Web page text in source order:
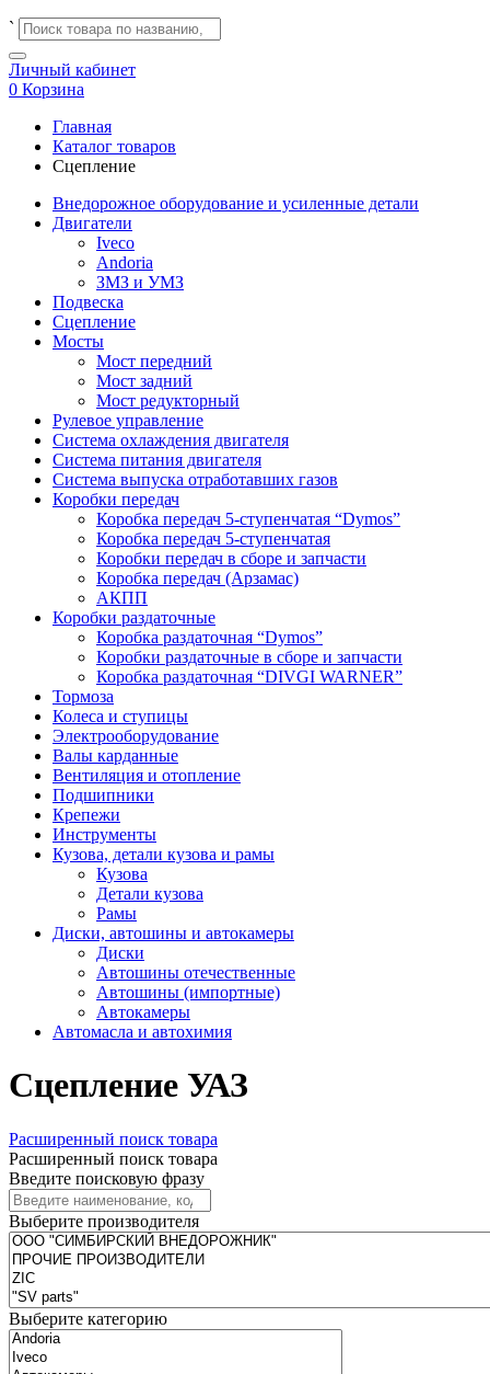
`
Личный кабинет
0 Корзина
Главная
Каталог товаров
Сцепление
Внедорожное оборудование и усиленные детали
Двигатели
Iveco
Andoria
ЗМЗ и УМЗ
Подвеска
Сцепление
Мосты
Мост передний
Мост задний
Мост редукторный
Рулевое управление
Система охлаждения двигателя
Система питания двигателя
Система выпуска отработавших газов
Коробки передач
Коробка передач 5-ступенчатая “Dymos”
Коробка передач 5-ступенчатая
Коробки передач в сборе и запчасти
Коробка передач (Арзамас)
АКПП
Коробки раздаточные
Коробка раздаточная “Dymos”
Коробки раздаточные в сборе и запчасти
Коробка раздаточная “DIVGI WARNER”
Тормоза
Колеса и ступицы
Электрооборудование
Валы карданные
Вентиляция и отопление
Подшипники
Крепежи
Инструменты
Кузова, детали кузова и рамы
Кузова
Детали кузова
Рамы
Диски, автошины и автокамеры
Диски
Автошины отечественные
Автошины (импортные)
Автокамеры
Автомасла и автохимия
Сцепление УАЗ
Расширенный поиск товара
Расширенный поиск товара
Введите поисковую фразу
Выберите производителя
Выберите категорию